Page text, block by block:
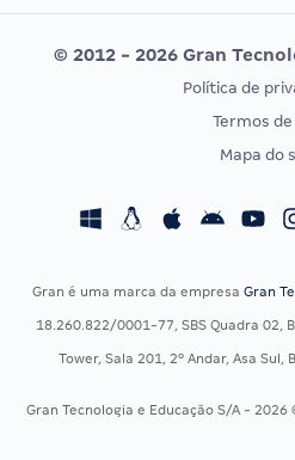
Editais publicados
CONCURSOS POR PROFISSÃO
Concursos Fiscais
Concursos Saúde
Residência Multiprofissional
© 2012 - 2026 Gran
Política de
Termos de
Mapa do
Gran é uma marca da empresa Gran
18.260.822/0001-77, SBS Quadra 02,
Tower, Sala 201, 2º Andar, Asa Sul,
Gran Tecnologia e Educação S/A -